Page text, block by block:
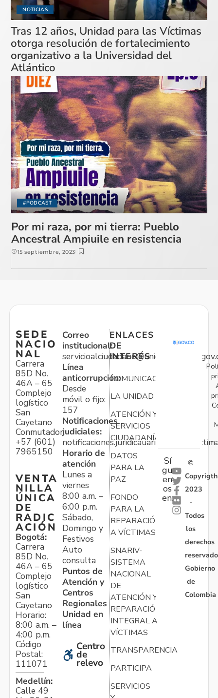
NOTICIAS
Tras 12 años, Unidad para las Víctimas
otorga resolución de fortalecimiento
organizativo a la Universidad del
Atlántico
#PODCAST
Por mi raza, por mi tierra: Pueblo
Ancestral Ampiuile en resistencia
15 septiembre, 2023
SEDE
NACIO
NAL
Carrera
85D No.
46A – 65
Complejo
logístico
San
Cayetano
Conmutador:
+57 (601)
7965150
VENTA
NILLA
ÚNICA
DE
RADIC
ACIÓN
Bogotá:
Carrera
85D No.
46A – 65
Complejo
logístico
San
Cayetano
Horario:
8:00 a.m. –
4:00 p.m.
Código
Postal:
111071
Medellín:
Calle 49
Correo
institucional:
Línea
anticorrupción:
Desde
móvil o fijo:
157
Notificaciones
judiciales:
Horario de
atención
Lunes a
viernes
8:00 a.m. –
6:00 p.m.
Sábado,
Domingo y
Festivos
Auto
consulta
Puntos de
Atención y
Centros
Regionales
Unidad en
línea
Centro
de
relevo
ENLACES
DE
INTERÉS
COMUNICACIONES
LA UNIDAD
ATENCIÓN Y
SERVICIOS
CIUDADANÍA
DATOS
PARA LA
PAZ
FONDO
PARA LA
REPARACIÓN
A VÍCTIMAS
SNARIV-
SISTEMA
NACIONAL
DE
ATENCIÓN Y
REPARACIÓN
INTEGRAL A
VÍCTIMAS
TRANSPARENCIA
PARTICIPA
SERVICIOS
Sí
gu
en
os
en:
©
Copyrigth
2023
-
Todos
los
derechos
Gobierno
de
Colombia